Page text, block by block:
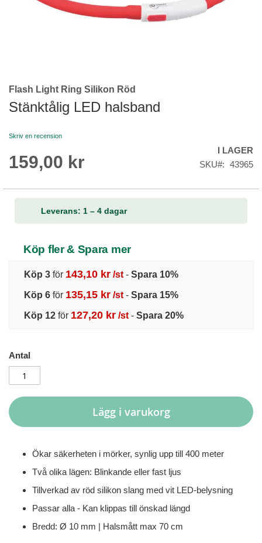
Skip
to
the
of
images
Flash Light Ring Silikon Röd
Stänktålig LED halsband
Skriv en recension
159,00 kr
I LAGER
SKU
43965
Leverans: 1 – 4 dagar
Köp fler & Spara mer
Köp 3 för 143,10 kr /st - Spara 10%
Köp 6 för 135,15 kr /st - Spara 15%
Köp 12 för 127,20 kr /st - Spara 20%
Antal
Lägg i varukorg
Ökar säkerheten i mörker, synlig upp till 400 meter
Två olika lägen: Blinkande eller fast ljus
Tillverkad av röd silikon slang med vit LED-belysning
Passar alla - Kan klippas till önskad längd
Bredd: Ø 10 mm | Halsmått max 70 cm